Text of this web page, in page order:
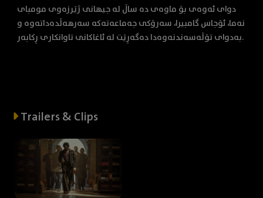
دوای ئەوەی بۆ ماوەی دە ساڵ لە جیهانی ژێرزەوی مومبای
نەما، ئۆجاس گامبیرا، سەرۆکی جەماعەتەکە سەرهەڵدەداتەوە و
بەدوای تۆڵەسەندنەوەدا دەگەڕێت لە ئاغاکانی تاوانکاری ڕکابەر.
Trailers & Clips